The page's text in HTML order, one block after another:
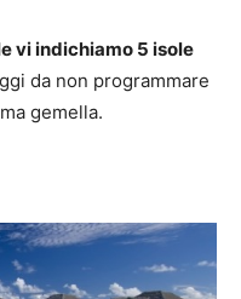
vi indichiamo 5 isole
da non programmare
gemella.